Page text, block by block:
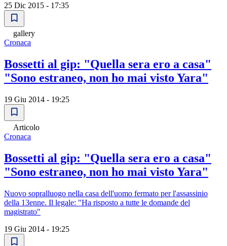
25 Dic 2015 - 17:35
gallery
Cronaca
Bossetti al gip: "Quella sera ero a casa"
"Sono estraneo, non ho mai visto Yara"
19 Giu 2014 - 19:25
Articolo
Cronaca
Bossetti al gip: "Quella sera ero a casa"
"Sono estraneo, non ho mai visto Yara"
Nuovo sopralluogo nella casa dell'uomo fermato per l'assassinio
della 13enne. Il legale: "Ha risposto a tutte le domande del
magistrato"
19 Giu 2014 - 19:25